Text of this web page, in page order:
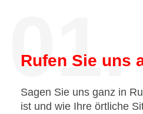
01.
Rufen Sie uns
Sagen Sie uns ganz in
ist und wie Ihre örtliche